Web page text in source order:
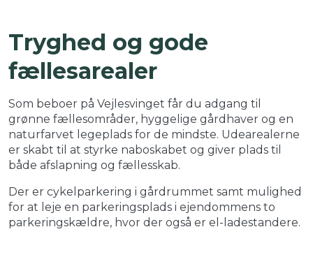
Tryghed og gode
fællesarealer
Som beboer på Vejlesvinget får du adgang til
grønne fællesområder, hyggelige gårdhaver og en
naturfarvet legeplads for de mindste. Udearealerne
er skabt til at styrke naboskabet og giver plads til
både afslapning og fællesskab.
Der er cykelparkering i gårdrummet samt mulighed
for at leje en parkeringsplads i ejendommens to
parkeringskældre, hvor der også er el-ladestandere.